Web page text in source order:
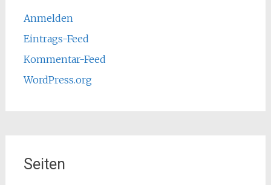
Anmelden
Eintrags-Feed
Kommentar-Feed
WordPress.org
Seiten